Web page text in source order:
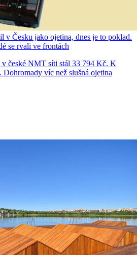
v Česku jako ojetina, dnes je to poklad.
se rvali ve frontách
české NMT síti stál 33 794 Kč. K
víc než slušná ojetina